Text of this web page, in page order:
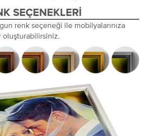
SEÇENEKLERI
renk seçeneği ile mobilyalarınıza
oluşturabilirsiniz.